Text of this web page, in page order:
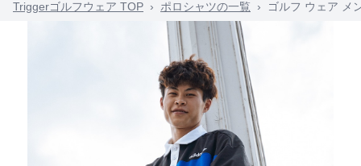
Triggerゴルフウェア TOP › ポロシャツの一覧 › ゴルフ ウェア メ